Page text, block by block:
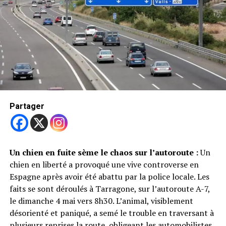
Partager
Face à cette situation préoccupante,les habitants se
sentent abandonnés par la ville. Malgré plusieurs
alertes et demandes d’entretien du parc,les mauvaises
herbes continuent de pousser, et leur présence
augmente. Un bénévole du quartier, actif sur Instagram
à travers le compteMaria Hernandez Park Dog Run Pack
prévenues
complet.
habite depuis trois ans à proximité du parc, soulignent
unmanque d’information pour les nouveaux
arrivants. Il propose que la communauté elle-même
s’organise pourposer des panneaux d’avertissement
et nettoyer les zones dangereuses, en attendant que
les services de la ville agissent.
Partager
Un chien en fuite sème le chaos sur l’autoroute :Un
chien en liberté a provoqué une vive controverse en
Espagne après avoir été abattu par la police locale. Les
faits se sont déroulés à Tarragone, sur l’autoroute A-7,
le dimanche 4 mai vers 8h30. L’animal, visiblement
désorienté et paniqué, a semé le trouble en traversant à